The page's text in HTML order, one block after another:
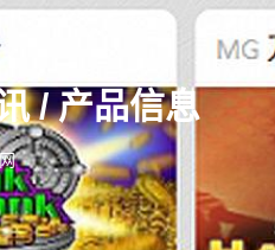
/ 产品信息